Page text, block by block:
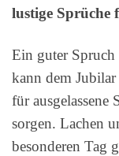
lustige Sprüche
Ein guter Spruch
kann dem
für ausgelassene
sorgen. Lachen
besonderen Tag